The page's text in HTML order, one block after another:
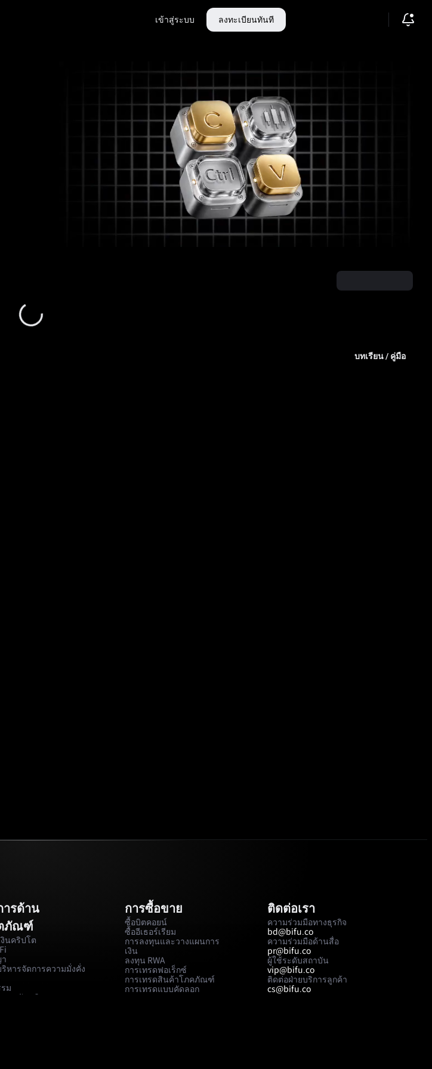
เข้าสู่ระบบ ลงทะเบียนทันที
บทเรียน / คู่มือ
ารด้าน
ภัณฑ์
งินคริปโต
ริหารจัดการความมั่งคั่ง
ม
รมพันธมิตร
การซื้อขาย
ซื้อบิตคอยน์
ซื้ออีเธอร์เรียม
การลงทุนและวางแผนการ
เงิน
ลงทุน RWA
การเทรดฟอเร็กซ์
การเทรดสินค้าโภคภัณฑ์
การเทรดแบบคัดลอก
ติดต่อเรา
ความร่วมมือทางธุรกิจ
bd@bifu.co
ความร่วมมือด้านสื่อ
pr@bifu.co
ผู้ใช้ระดับสถาบัน
vip@bifu.co
ติดต่อฝ่ายบริการลูกค้า
cs@bifu.co